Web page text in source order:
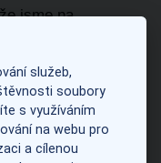
jsme na
sítích
danou
služeb,
soubory
s využíváním
na webu pro
a cílenou